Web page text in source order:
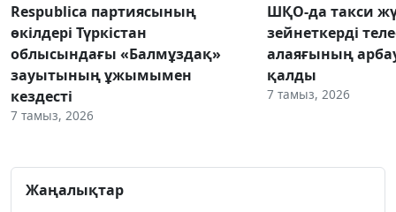
Respublica партиясының
өкілдері Түркістан
облысындағы «Балмұздақ»
зауытының ұжымымен
кездесті
7 тамыз, 2026
ШҚО-да такси
зейнеткерді
алаяғының
қалды
7 тамыз, 2026
Жаңалықтар